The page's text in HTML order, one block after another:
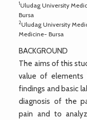
1Uludag University
Bursa
2Uludag University
Medicine- Bursa
BACKGROUND
The aims of this
value of elements
findings and basic
diagnosis of the
pain and to